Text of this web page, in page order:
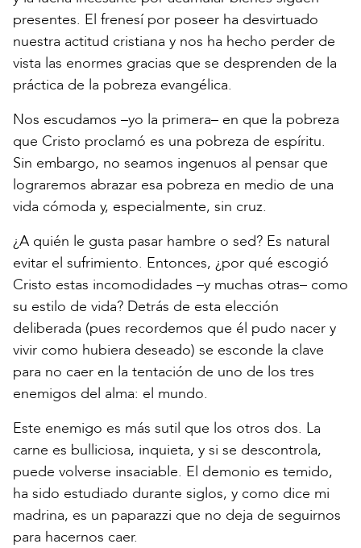
presentes. El frenesí por poseer ha desvirtuado
nuestra actitud cristiana y nos ha hecho perder de
vista las enormes gracias que se desprenden de la
práctica de la pobreza evangélica.
Nos escudamos –yo la primera– en que la pobreza
que Cristo proclamó es una pobreza de espíritu.
Sin embargo, no seamos ingenuos al pensar que
lograremos abrazar esa pobreza en medio de una
vida cómoda y, especialmente, sin cruz.
¿A quién le gusta pasar hambre o sed? Es natural
evitar el sufrimiento. Entonces, ¿por qué escogió
Cristo estas incomodidades –y muchas otras– como
su estilo de vida? Detrás de esta elección
deliberada (pues recordemos que él pudo nacer y
vivir como hubiera deseado) se esconde la clave
para no caer en la tentación de uno de los tres
enemigos del alma: el mundo.
Este enemigo es más sutil que los otros dos. La
carne es bulliciosa, inquieta, y si se descontrola,
puede volverse insaciable. El demonio es temido,
ha sido estudiado durante siglos, y como dice mi
madrina, es un paparazzi que no deja de seguirnos
para hacernos caer.